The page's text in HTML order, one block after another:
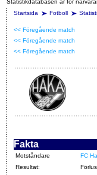
Statistikdatabasen är för
Startsida
Fotboll
<< Föregående match
<< Föregående match
<< Föregående match
Fakta
Motståndare FC
Resultat: